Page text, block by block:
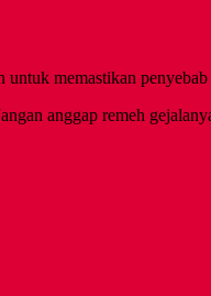
memastikan
anggap remeh